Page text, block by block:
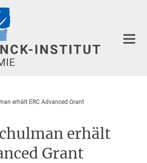
erhält ERC Advanced Grant
erhält
Grant